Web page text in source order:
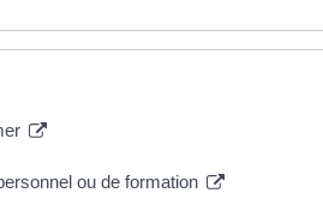
ou de formation